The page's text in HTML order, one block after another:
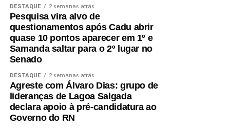
inclusão e à melhoria da qualidade de vida das pessoas
com Transtorno do Espectro Autista, ampliando o apoio
não apenas às crianças autistas, mas também às suas
famílias.
abordado durante o encontro. Gustavo reafirmou seu
compromisso com o combate ao capacitismo, a promoção
da inclusão e a garantia de mais oportunidades e
respeito. Também destacou iniciativas voltadas à
DESTAQUE 2 semanas atrás
Pesquisa vira alvo de
questionamentos após Cadu abrir
quase 10 pontos aparecer em 1º e
Samanda saltar para o 2º lugar no
Senado
DESTAQUE 2 semanas atrás
Agreste com Álvaro Dias: grupo de
lideranças de Lagoa Salgada
declara apoio à pré-candidatura ao
Governo do RN